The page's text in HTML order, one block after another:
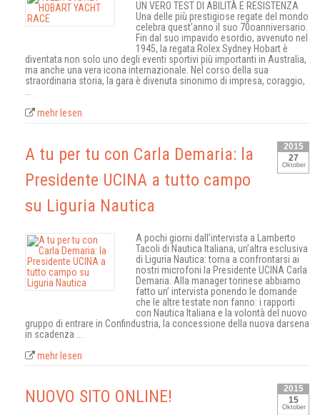
UN VERO TEST DI ABILITÀ E RESISTENZA
Una delle più prestigiose regate del mondo
celebra quest’anno il suo 70oanniversario.
Fin dal suo impavido esordio, avvenuto nel
1945, la regata Rolex Sydney Hobart è
diventata non solo uno degli eventi sportivi più importanti in Australia,
ma anche una vera icona internazionale. Nel corso della sua
straordinaria storia, la gara è divenuta sinonimo di impresa, coraggio,
mehr lesen
2015
27
Oktober
A tu per tu con Carla Demaria: la
Presidente UCINA a tutto campo
su Liguria Nautica
A pochi giorni dall’intervista a Lamberto
Tacoli di Nautica Italiana, un’altra esclusiva
di Liguria Nautica: torna a confrontarsi ai
nostri microfoni la Presidente UCINA Carla
Demaria. Alla manager torinese abbiamo
fatto un’ intervista ponendo le domande
che le altre testate non fanno: i rapporti
con Nautica Italiana e la volontà del nuovo
gruppo di entrare in Confindustria, la concessione della nuova darsena
in scadenza ...
mehr lesen
2015
15
Oktober
NUOVO SITO ONLINE!